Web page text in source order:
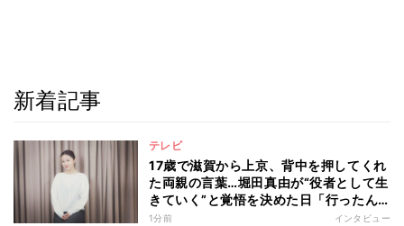
新着記事
テレビ
17歳で滋賀から上京、背中を押してくれ
た両親の言葉…堀田真由が“役者として生
きていく”と覚悟を決めた日「行ったん
やったら、もう帰られへんな」
1分前 インタビュー